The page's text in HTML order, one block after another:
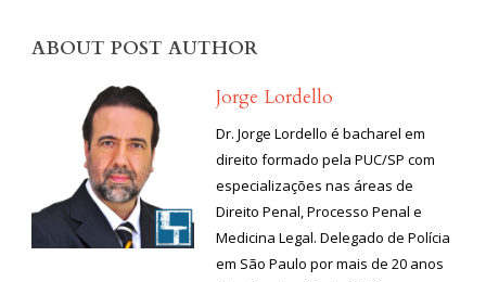
ABOUT POST AUTHOR
Jorge Lordello
Dr. Jorge Lordello é bacharel em
direito formado pela PUC/SP com
especializações nas áreas de
Direito Penal, Processo Penal e
Medicina Legal. Delegado de Polícia
em São Paulo por mais de 20 anos